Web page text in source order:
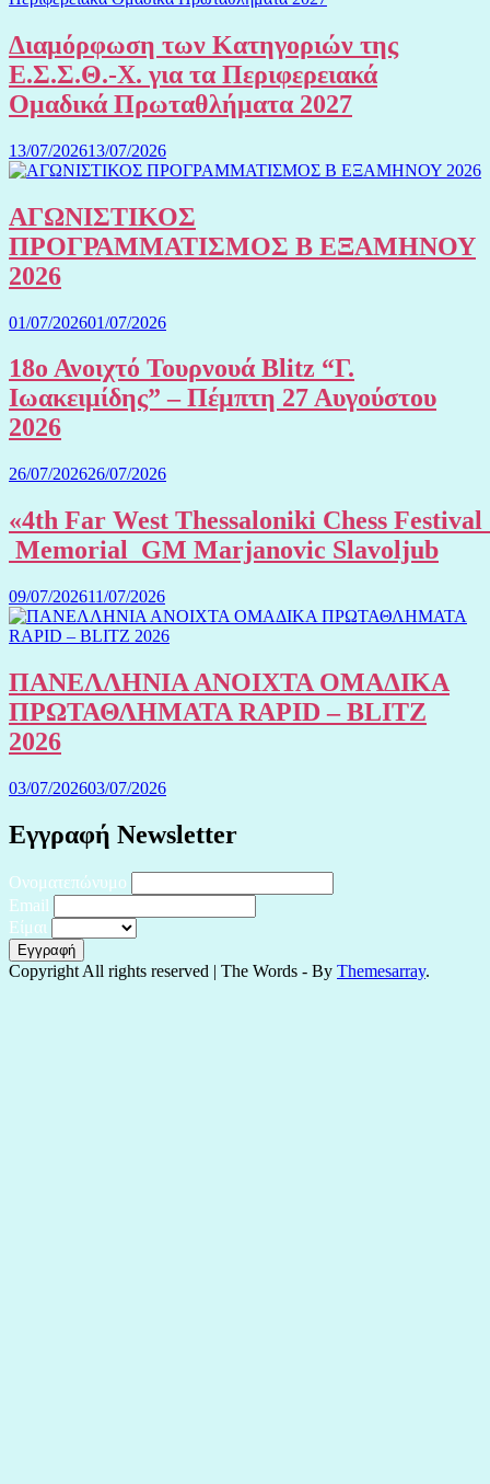
Διαμόρφωση των Κατηγοριών της
Ε.Σ.Σ.Θ.-Χ. για τα Περιφερειακά
Ομαδικά Πρωταθλήματα 2027
13/07/202613/07/2026
ΑΓΩΝΙΣΤΙΚΟΣ
ΠΡΟΓΡΑΜΜΑΤΙΣΜΟΣ Β ΕΞΑΜΗΝΟΥ
2026
01/07/202601/07/2026
18ο Ανοιχτό Τουρνουά Blitz “Γ.
Ιωακειμίδης” – Πέμπτη 27 Αυγούστου
2026
26/07/202626/07/2026
«4th Far West Thessaloniki Chess Festival
Memorial GM Marjanovic Slavoljub
09/07/202611/07/2026
ΠΑΝΕΛΛΗΝΙΑ ΑΝΟΙΧΤΑ ΟΜΑΔΙΚΑ
ΠΡΩΤΑΘΛΗΜΑΤΑ RAPID – BLITZ
2026
03/07/202603/07/2026
Εγγραφή Newsletter
Ονοματεπώνυμο
Email
Είμαι
Copyright All rights reserved | The Words - By Themesarray.